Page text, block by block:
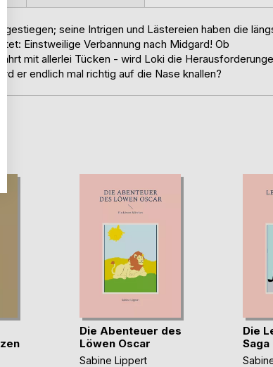
seine Intrigen und Lästereien haben die
Einstweilige Verbannung nach Midgard! Ob
mit allerlei Tücken - wird Loki die
er endlich mal richtig auf die Nase knallen?
Die Abenteuer des
Löwen Oscar
Sabine Lippert
Die
Saga